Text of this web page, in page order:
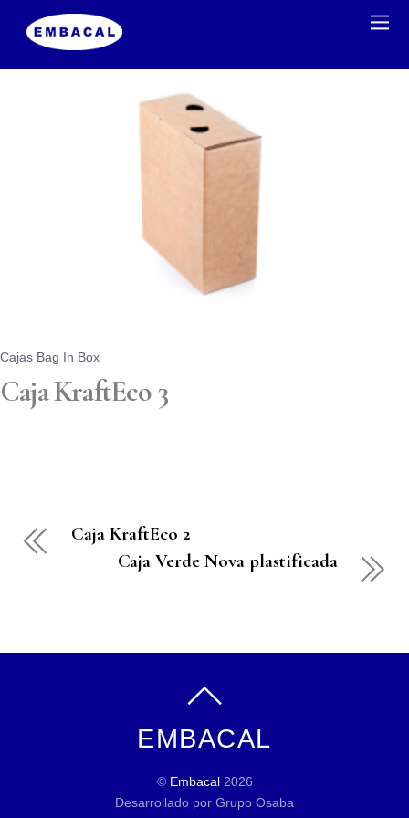
Cajas Bag In Box
Caja KraftEco 3
Caja KraftEco 2
Caja Verde Nova plastificada
EMBACAL
© Embacal2026
Desarrollado por Grupo Osaba